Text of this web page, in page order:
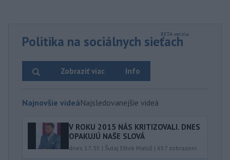
Politika na sociálnych sieťach
Info
Zobraziť viac
Najnovšie videáNajsledovanejšie videá
V ROKU 2015 NÁS KRITIZOVALI. DNES
OPAKUJÚ NAŠE SLOVÁ
dnes 17:35 | Šutaj Eštok Matúš | 657 zobrazení